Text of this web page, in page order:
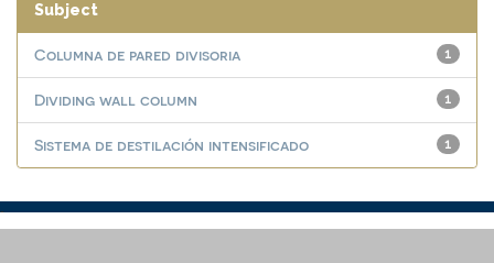
Subject
1
Columna de pared divisoria
1
Dividing wall column
1
Sistema de destilación intensificado